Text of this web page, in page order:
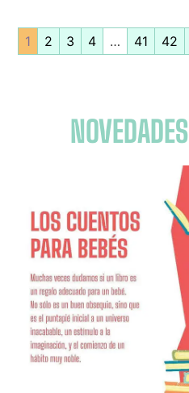
1 2 3 4 … 41 42
NOVEDADES